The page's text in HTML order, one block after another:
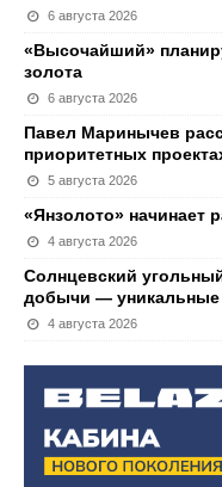
6 августа 2026
«Высочайший»
золота
6 августа 2026
Павел Маринычев
приоритетных
5 августа 2026
«Янзолото» начинает
4 августа 2026
Солнцевский
добычи —
4 августа 2026